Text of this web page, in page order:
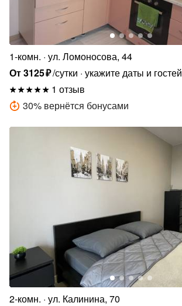
1-комн. ул. Ломоносова, 44
От3125₽/сутки укажите даты и гостей
1 отзыв
30% вернётся бонусами
2-комн. ул. Калинина, 70